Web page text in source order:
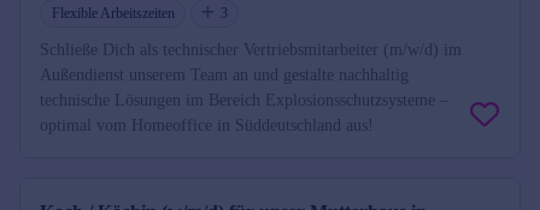
Flexible Arbeitszeiten
3
Schließe Dich als technischer Vertriebsmitarbeiter (m/w/d) im
Außendienst unserem Team an und gestalte nachhaltig
technische Lösungen im Bereich Explosionsschutzsysteme –
optimal vom Homeoffice in Süddeutschland aus!